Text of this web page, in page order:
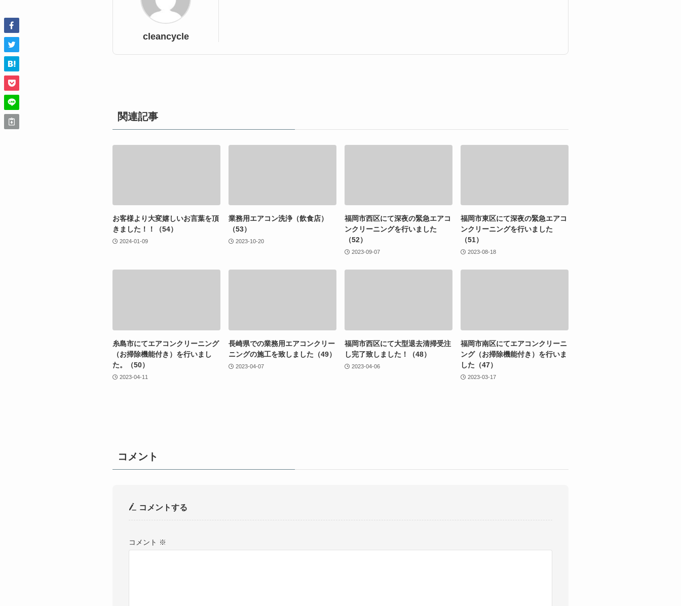
cleancycle
関連記事
お客様より大変嬉しいお言葉を頂
きました！！（54）
2024-01-09
業務用エアコン洗浄（飲食店）
（53）
2023-10-20
福岡市西区にて深夜の緊急エアコ
ンクリーニングを行いました
（52）
2023-09-07
福岡市東区にて深夜の緊急エアコ
ンクリーニングを行いました
（51）
2023-08-18
糸島市にてエアコンクリーニング
（お掃除機能付き）を行いまし
た。（50）
2023-04-11
長崎県での業務用エアコンクリー
ニングの施工を致しました（49）
2023-04-07
福岡市西区にて大型退去清掃受注
し完了致しました！（48）
2023-04-06
福岡市南区にてエアコンクリーニ
ング（お掃除機能付き）を行いま
した（47）
2023-03-17
コメント
コメントする
コメント ※